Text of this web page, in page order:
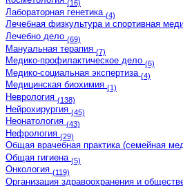
(16)
Лабораторная генетика (4)
Лечебная физкультура и спортивная
Лечебно дело (69)
Мануальная терапия (7)
Медико-профилактическое дело (6)
Медико-социальная экспертиза (4)
Медицинская биохимия (1)
Неврология (138)
Нейрохирургия (45)
Неонатология (43)
Нефрология (29)
Общая врачебная практика (семейная
Общая гигиена (5)
Онкология (119)
Организация здравоохранения и